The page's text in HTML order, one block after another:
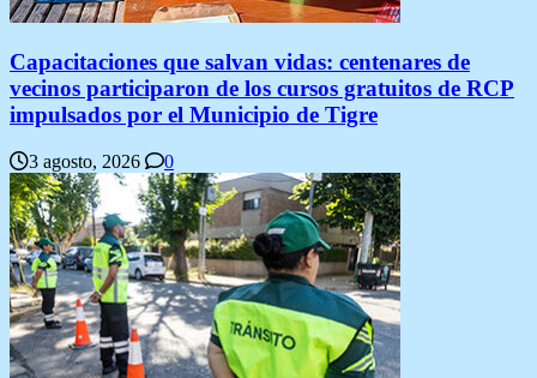
Capacitaciones que salvan vidas: centenares de
vecinos participaron de los cursos gratuitos de RCP
impulsados por el Municipio de Tigre
3 agosto, 2026 0